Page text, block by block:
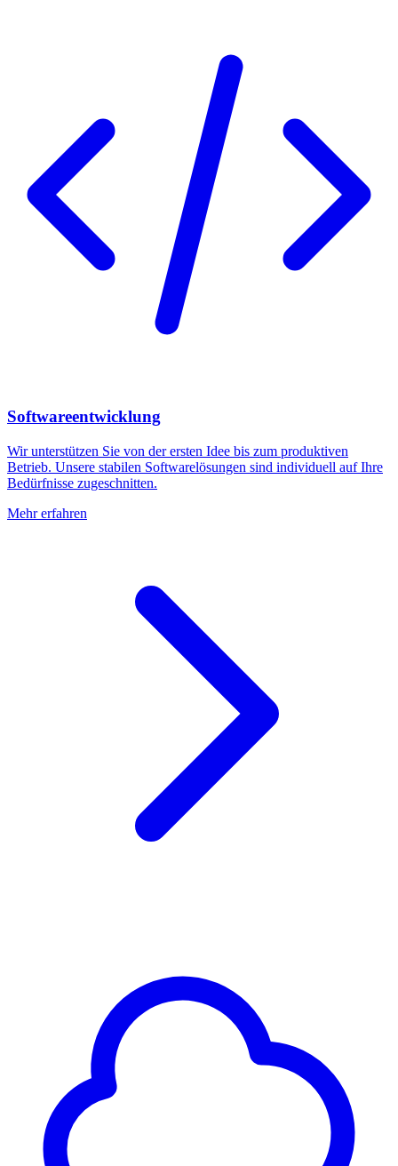
Softwareentwicklung
Wir unterstützen Sie von der ersten Idee bis zum produktiven
Betrieb. Unsere stabilen Softwarelösungen sind individuell auf Ihre
Bedürfnisse zugeschnitten.
Mehr erfahren